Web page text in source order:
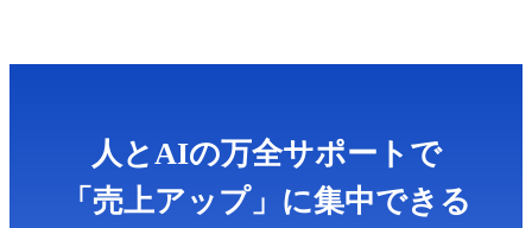
人とAIの万全サポートで
「売上アップ」に集中できる